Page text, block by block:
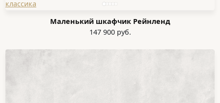
Маленький шкафчик Рейнленд
147 900 руб.